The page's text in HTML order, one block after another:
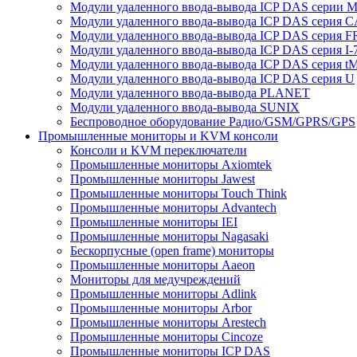
Модули удаленного ввода-вывода ICP DAS серии M
Модули удаленного ввода-вывода ICP DAS серия
Модули удаленного ввода-вывода ICP DAS серия
Модули удаленного ввода-вывода ICP DAS серия I-
Модули удаленного ввода-вывода ICP DAS серия
Модули удаленного ввода-вывода ICP DAS серия U
Модули удаленного ввода-вывода PLANET
Модули удаленного ввода-вывода SUNIX
Беспроводное оборудование Радио/GSM/GPRS/GPS
Промышленные мониторы и KVM консоли
Консоли и KVM переключатели
Промышленные мониторы Axiomtek
Промышленные мониторы Jawest
Промышленные мониторы Touch Think
Промышленные мониторы Advantech
Промышленные мониторы IEI
Промышленные мониторы Nagasaki
Бескорпусные (open frame) мониторы
Промышленные мониторы Aaeon
Мониторы для медучреждений
Промышленные мониторы Adlink
Промышленные мониторы Arbor
Промышленные мониторы Arestech
Промышленные мониторы Cincoze
Промышленные мониторы ICP DAS